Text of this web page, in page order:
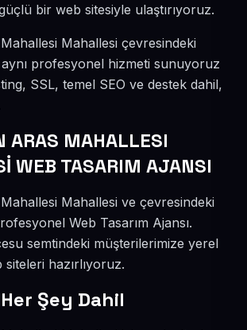
bir web sitesiyle ulaştırıyoruz.
Mahallesi çevresindeki
profesyonel hizmeti sunuyoruz
SSL, temel SEO ve destek dahil,
ARAS MAHALLESI
WEB TASARIM AJANSI
Mahallesi ve çevresindeki
Web Tasarım Ajansı.
semtindeki müşterilerimize yerel
siteleri hazırlıyoruz.
Şey Dahil